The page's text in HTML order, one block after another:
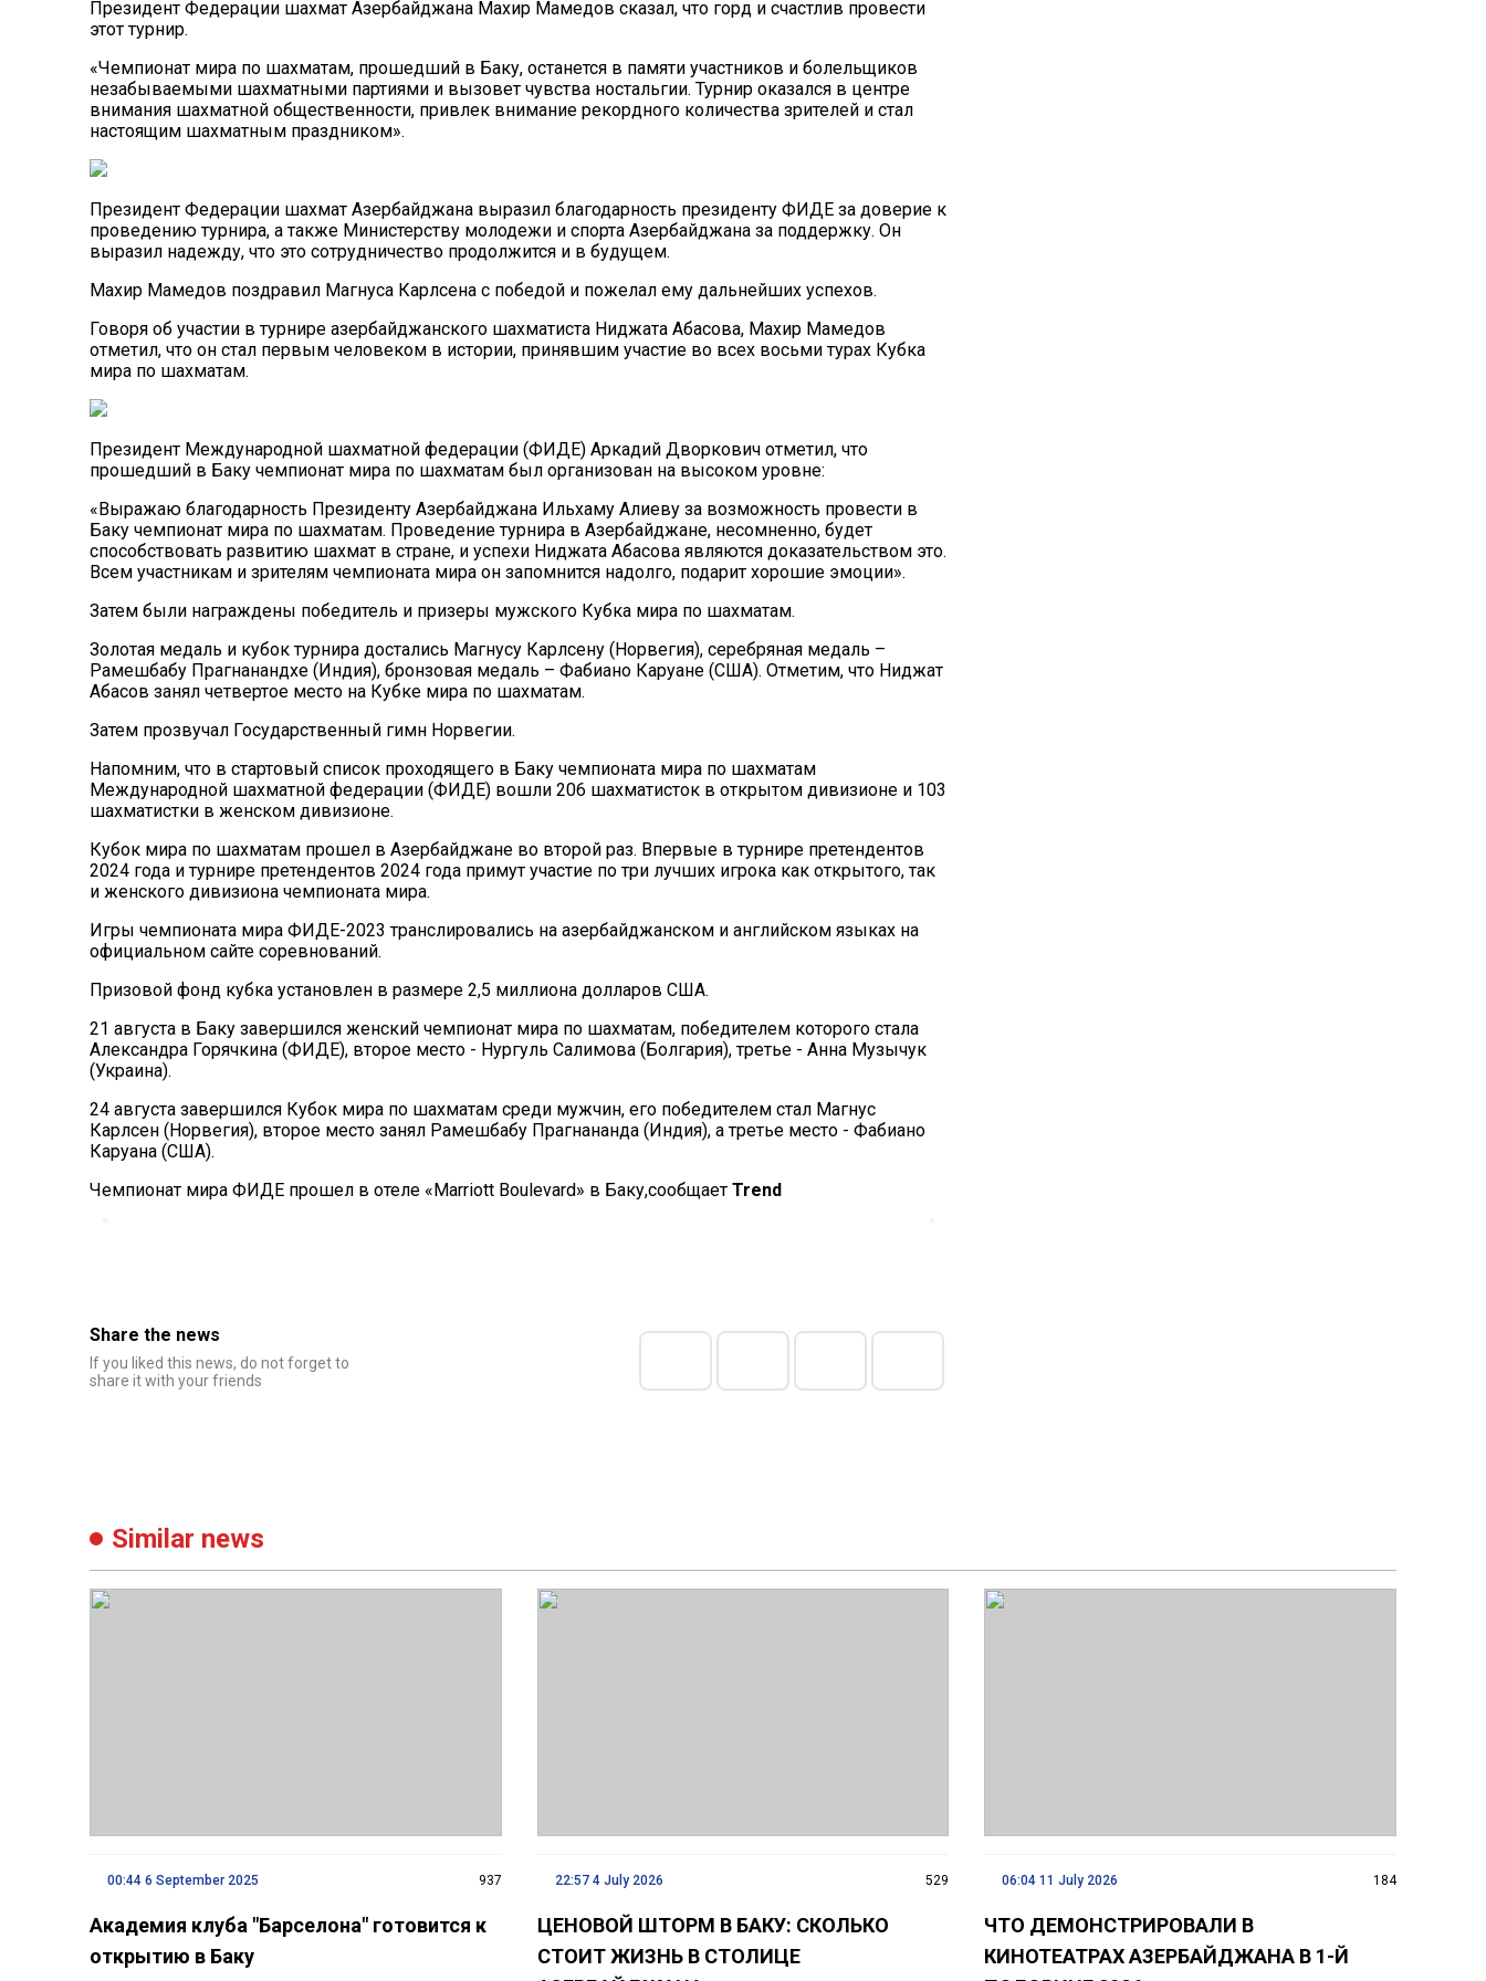
Президент Федерации шахмат Азербайджана Махир Мамедов сказал, что горд и счастлив провести
этот турнир.
«Чемпионат мира по шахматам, прошедший в Баку, останется в памяти участников и болельщиков
незабываемыми шахматными партиями и вызовет чувства ностальгии. Турнир оказался в центре
внимания шахматной общественности, привлек внимание рекордного количества зрителей и стал
настоящим шахматным праздником».
Президент Федерации шахмат Азербайджана выразил благодарность президенту ФИДЕ за доверие к
проведению турнира, а также Министерству молодежи и спорта Азербайджана за поддержку. Он
выразил надежду, что это сотрудничество продолжится и в будущем.
Махир Мамедов поздравил Магнуса Карлсена с победой и пожелал ему дальнейших успехов.
Говоря об участии в турнире азербайджанского шахматиста Ниджата Абасова, Махир Мамедов
отметил, что он стал первым человеком в истории, принявшим участие во всех восьми турах Кубка
мира по шахматам.
Президент Международной шахматной федерации (ФИДЕ) Аркадий Дворкович отметил, что
прошедший в Баку чемпионат мира по шахматам был организован на высоком уровне:
«Выражаю благодарность Президенту Азербайджана Ильхаму Алиеву за возможность провести в
Баку чемпионат мира по шахматам. Проведение турнира в Азербайджане, несомненно, будет
способствовать развитию шахмат в стране, и успехи Ниджата Абасова являются доказательством это.
Всем участникам и зрителям чемпионата мира он запомнится надолго, подарит хорошие эмоции».
Затем были награждены победитель и призеры мужского Кубка мира по шахматам.
Золотая медаль и кубок турнира достались Магнусу Карлсену (Норвегия), серебряная медаль –
Рамешбабу Прагнанандхе (Индия), бронзовая медаль – Фабиано Каруане (США). Отметим, что Ниджат
Абасов занял четвертое место на Кубке мира по шахматам.
Затем прозвучал Государственный гимн Норвегии.
Напомним, что в стартовый список проходящего в Баку чемпионата мира по шахматам
Международной шахматной федерации (ФИДЕ) вошли 206 шахматисток в открытом дивизионе и 103
шахматистки в женском дивизионе.
Кубок мира по шахматам прошел в Азербайджане во второй раз. Впервые в турнире претендентов
2024 года и турнире претендентов 2024 года примут участие по три лучших игрока как открытого, так
и женского дивизиона чемпионата мира.
Игры чемпионата мира ФИДЕ-2023 транслировались на азербайджанском и английском языках на
официальном сайте соревнований.
Призовой фонд кубка установлен в размере 2,5 миллиона долларов США.
21 августа в Баку завершился женский чемпионат мира по шахматам, победителем которого стала
Александра Горячкина (ФИДЕ), второе место - Нургуль Салимова (Болгария), третье - Анна Музычук
(Украина).
24 августа завершился Кубок мира по шахматам среди мужчин, его победителем стал Магнус
Карлсен (Норвегия), второе место занял Рамешбабу Прагнананда (Индия), а третье место - Фабиано
Каруана (США).
Чемпионат мира ФИДЕ прошел в отеле «Marriott Boulevard» в Баку,сообщает Trend
Share the news
If you liked this news, do not forget to
share it with your friends
Similar news
00:44 6 September 2025 937
Академия клуба "Барселона" готовится к
открытию в Баку
22:57 4 July 2026 529
ЦЕНОВОЙ ШТОРМ В БАКУ: СКОЛЬКО
СТОИТ ЖИЗНЬ В СТОЛИЦЕ
06:04 11 July 2026 184
ЧТО ДЕМОНСТРИРОВАЛИ В
КИНОТЕАТРАХ АЗЕРБАЙДЖАНА В 1-Й